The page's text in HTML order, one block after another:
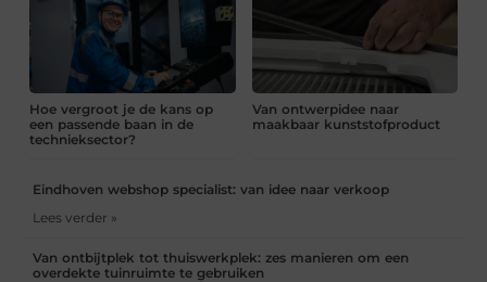
Hoe vergroot je de kans op
een passende baan in de
technieksector?
Van ontwerpidee naar
maakbaar kunststofproduct
Eindhoven webshop specialist: van idee naar verkoop
Lees verder »
Van ontbijtplek tot thuiswerkplek: zes manieren om een
overdekte tuinruimte te gebruiken